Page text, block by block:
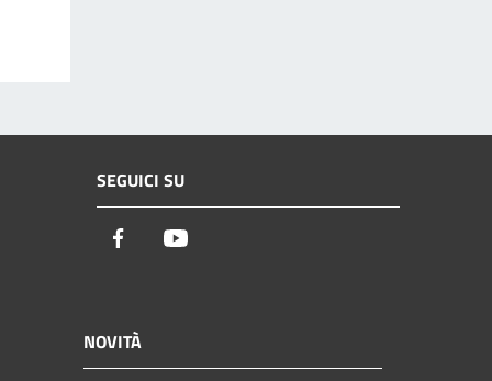
SEGUICI SU
Facebook
NOVITÀ